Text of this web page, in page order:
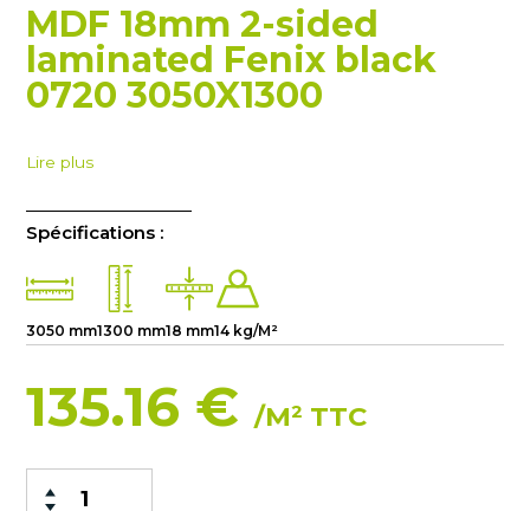
MDF 18mm 2-sided
laminated Fenix black
0720 3050X1300
Lire plus
Spécifications :
3050 mm1300 mm18 mm14 kg/M²
135.16 €/M² TTC